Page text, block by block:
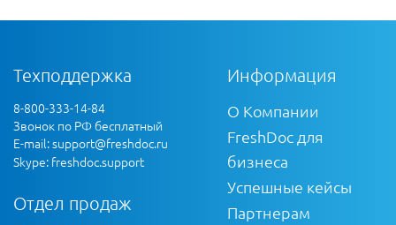
Техподдержка
8-800-333-14-84
Звонок по РФ бесплатный
E-mail:support@freshdoc.ru
Skype: freshdoc.support
Отдел продаж
Информация
О Компании
FreshDoc для
бизнеса
Успешные кейсы
Партнерам